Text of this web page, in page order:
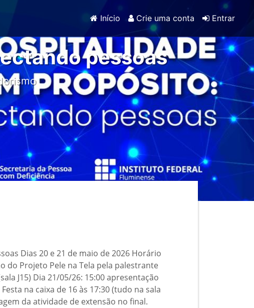
Início Crie uma conta Entrar
pessoas
Dias 20 e 21 de maio de 2026 Horário
do Projeto Pele na Tela pela palestrante
J15) Dia 21/05/26: 15:00 apresentação
na caixa de 16 às 17:30 (tudo na sala
da atividade de extensão no final.